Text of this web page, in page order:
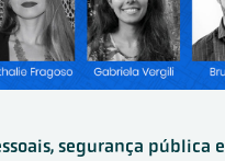
segurança pública e